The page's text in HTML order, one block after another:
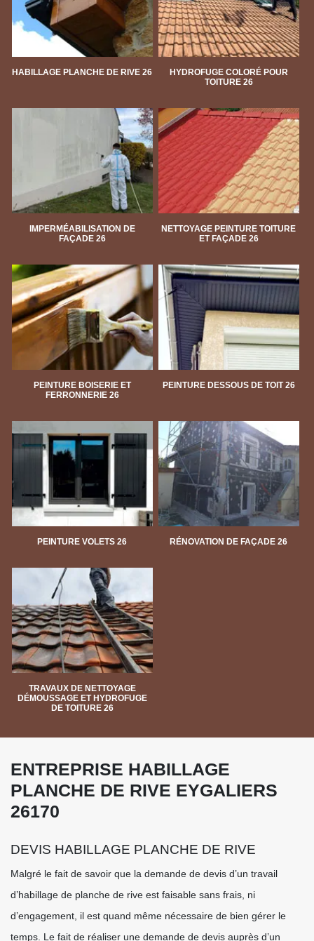
HABILLAGE PLANCHE DE RIVE 26
HYDROFUGE COLORÉ POUR
TOITURE 26
IMPERMÉABILISATION DE
FAÇADE 26
NETTOYAGE PEINTURE TOITURE
ET FAÇADE 26
PEINTURE BOISERIE ET
FERRONNERIE 26
PEINTURE DESSOUS DE TOIT 26
PEINTURE VOLETS 26 RÉNOVATION DE FAÇADE 26
TRAVAUX DE NETTOYAGE
DÉMOUSSAGE ET HYDROFUGE
DE TOITURE 26
ENTREPRISE HABILLAGE
PLANCHE DE RIVE EYGALIERS
26170
DEVIS HABILLAGE PLANCHE DE RIVE
Malgré le fait de savoir que la demande de devis d’un travail
d’habillage de planche de rive est faisable sans frais, ni
d’engagement, il est quand même nécessaire de bien gérer le
temps. Le fait de réaliser une demande de devis auprès d’un